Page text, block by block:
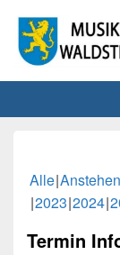
Alle
2023 2024
Termin